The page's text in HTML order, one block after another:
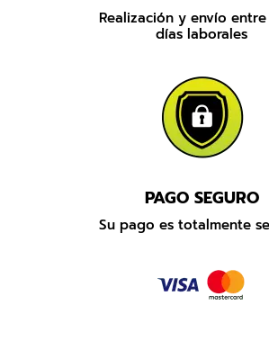
Realización y envío entre
días laborales
PAGO SEGURO
Su pago es totalmente